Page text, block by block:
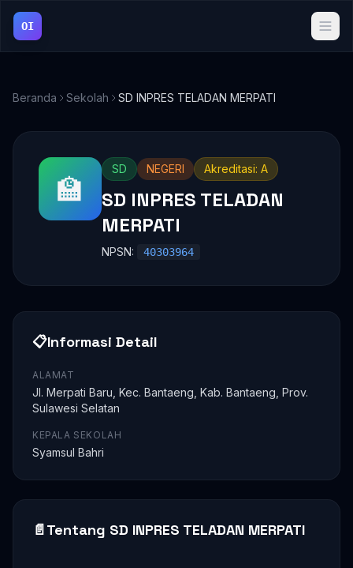
OI
Beranda Sekolah SD INPRES TELADAN MERPATI
🏫
SD NEGERI Akreditasi: A
SD INPRES TELADAN
MERPATI
NPSN: 40303964
📋Informasi Detail
ALAMAT
Jl. Merpati Baru, Kec. Bantaeng, Kab. Bantaeng, Prov.
Sulawesi Selatan
KEPALA SEKOLAH
Syamsul Bahri
📄Tentang SD INPRES TELADAN MERPATI